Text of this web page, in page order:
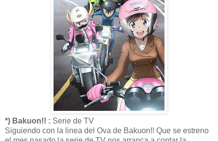
*) Bakuon!! : Serie de TV
Siguiendo con la linea del Ova de Bakuon!! Que se estreno